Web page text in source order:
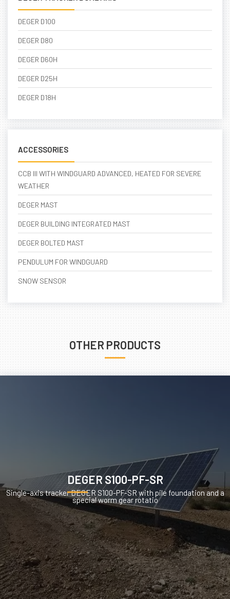
DEGER D100
DEGER D80
DEGER D60H
DEGER D25H
DEGER D18H
ACCESSORIES
CCB III WITH WINDGUARD ADVANCED, HEATED FOR SEVERE
WEATHER
DEGER MAST
DEGER BUILDING INTEGRATED MAST
DEGER BOLTED MAST
PENDULUM FOR WINDGUARD
SNOW SENSOR
OTHER PRODUCTS
DEGER S100-PF-SR
Single-axis tracker DEGER S100-PF-SR with pile foundation and a
special worm gear rotatio